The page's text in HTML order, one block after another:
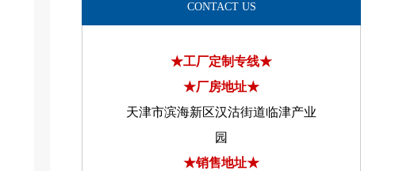
CONTACT US
★工厂定制专线★
★厂房地址★
天津市滨海新区汉沽街道临津产业
园
★销售地址★